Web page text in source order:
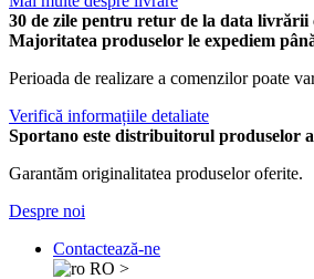
30 de zile pentru retur de la data livrării
Majoritatea produselor le expediem
Perioada de realizare a comenzilor poate
Verifică informațiile detaliate
Sportano este distribuitorul produselor
Garantăm originalitatea produselor oferite.
Despre noi
Contactează-ne
RO >